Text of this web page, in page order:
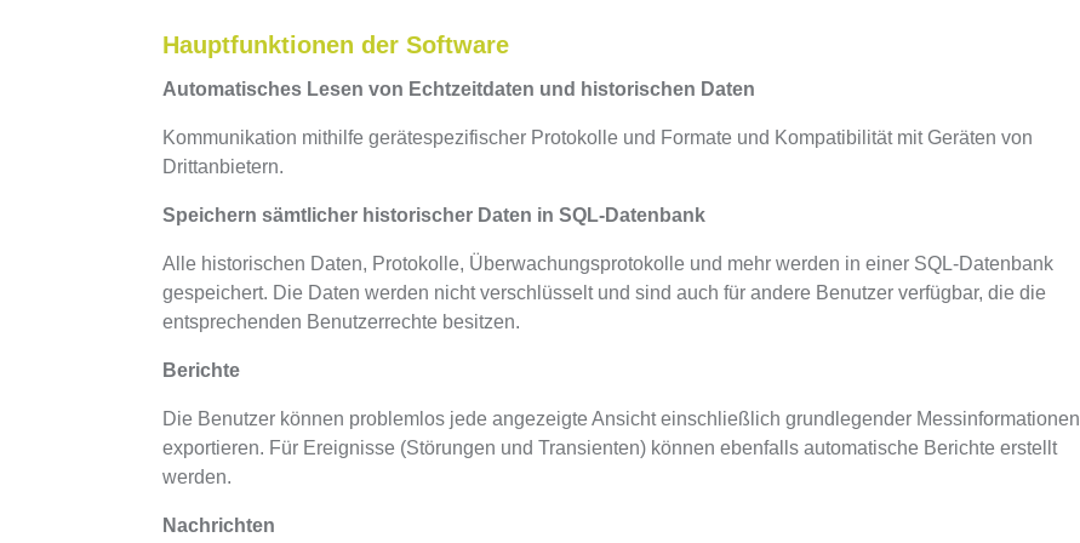
Hauptfunktionen der Software
Automatisches Lesen von Echtzeitdaten und historischen Daten
Kommunikation mithilfe gerätespezifischer Protokolle und Formate und Kompatibilität mit Geräten von
Drittanbietern.
Speichern sämtlicher historischer Daten in SQL-Datenbank
Alle historischen Daten, Protokolle, Überwachungsprotokolle und mehr werden in einer SQL-Datenbank
gespeichert. Die Daten werden nicht verschlüsselt und sind auch für andere Benutzer verfügbar, die die
entsprechenden Benutzerrechte besitzen.
Berichte
Die Benutzer können problemlos jede angezeigte Ansicht einschließlich grundlegender Messinformationen
exportieren. Für Ereignisse (Störungen und Transienten) können ebenfalls automatische Berichte erstellt
werden.
Nachrichten